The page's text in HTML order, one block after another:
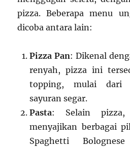
pizza. Beberapa menu
dicoba antara lain:
Pizza Pan: Dikenal
renyah, pizza ini
topping, mulai dari
sayuran segar.
Pasta: Selain
menyajikan berbagai
Spaghetti